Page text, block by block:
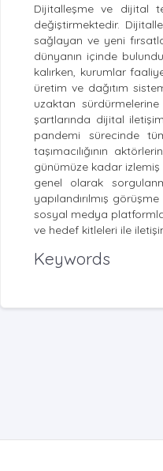
Dijitalleşme ve dijital
değiştirmektedir.
sağlayan ve yeni
dünyanın içinde
kalırken, kurumlar
üretim ve dağıtım
uzaktan
şartlarında dijital
pandemi sürecinde
taşımacılığının
günümüze kadar izlemiş
genel olarak
yapılandırılmış
sosyal medya
ve hedef kitleleri ile
Keywords